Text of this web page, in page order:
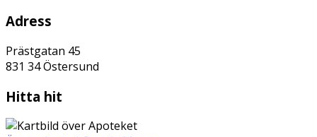
Adress
Prästgatan 45
831 34Östersund
Hitta hit